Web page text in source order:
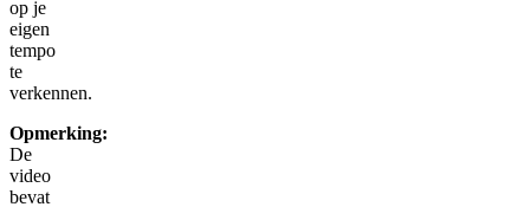
op je
eigen
tempo
te
verkennen.
Opmerking:
De
video
bevat